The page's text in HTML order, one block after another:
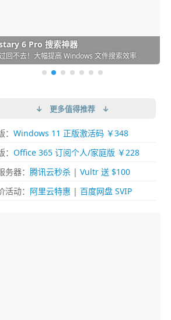
必备的下载神器
的 Windows 平台下载工具
6 Pro 搜索神器
回不去！大幅提高 Windows 文件搜索效率
桌面图标自动整理/美化神器
必备！图标再多桌面也不再凌乱！
Desktop 虚拟机
上流畅运行 Windows (支持 M 芯片)
下载网络视频的神器 (Mac)
下视频，超简单好用！谁用谁知道
- 极简好用的 Markdown 编辑器
写作体验！跨平台支持 Win / Mac
↓ 更多值得推荐 ↓
Windows 11 正版激活码 ￥348
Office 365 订阅个人/家庭版 ￥228
务器： 腾讯云秒杀| Vultr 送 $100
活动： 阿里云特惠 | 百度网盘 SVIP